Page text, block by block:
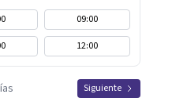
09:00
12:00
Siguiente